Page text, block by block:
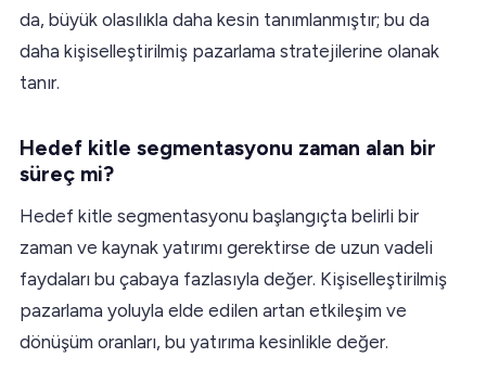
da, büyük olasılıkla daha kesin tanımlanmıştır; bu da
daha kişiselleştirilmiş pazarlama stratejilerine olanak
tanır.
Hedef kitle segmentasyonu zaman alan bir
süreç mi?
Hedef kitle segmentasyonu başlangıçta belirli bir
zaman ve kaynak yatırımı gerektirse de uzun vadeli
faydaları bu çabaya fazlasıyla değer. Kişiselleştirilmiş
pazarlama yoluyla elde edilen artan etkileşim ve
dönüşüm oranları, bu yatırıma kesinlikle değer.